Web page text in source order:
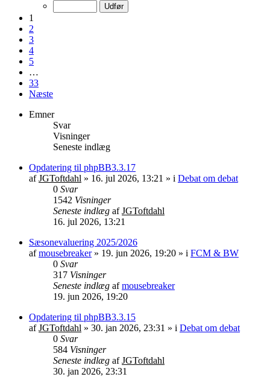
1
2
3
4
5
…
33
Næste
Emner
Svar
Visninger
Seneste indlæg
Opdatering til phpBB3.3.17
afJGToftdahl » 16. jul 2026, 13:21 » i Debat om debat
0 Svar
1542 Visninger
Seneste indlæg afJGToftdahl
16. jul 2026, 13:21
Sæsonevaluering 2025/2026
afmousebreaker» 19. jun 2026, 19:20 » i FCM & BW
0 Svar
317 Visninger
Seneste indlæg afmousebreaker
19. jun 2026, 19:20
Opdatering til phpBB3.3.15
afJGToftdahl » 30. jan 2026, 23:31 » i Debat om debat
0 Svar
584 Visninger
Seneste indlæg afJGToftdahl
30. jan 2026, 23:31